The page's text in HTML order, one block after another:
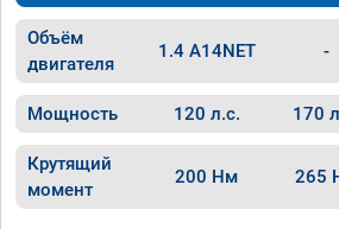
Объём
двигателя
1.4 A14NET -
Мощность 120 л.с. 170
Крутящий
момент
200 Нм 265